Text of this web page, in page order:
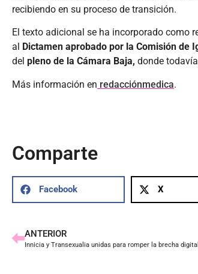
recibiendo en su proceso de transición.
El texto adicional se ha incorporado como
al
Dictamen aprobado por la Comisión de
del pleno de la Cámara Baja, donde
Más información en redacciónmedica.
Comparte
Facebook X
ANTERIOR
Innicia y Transexualia unidas para romper la brecha